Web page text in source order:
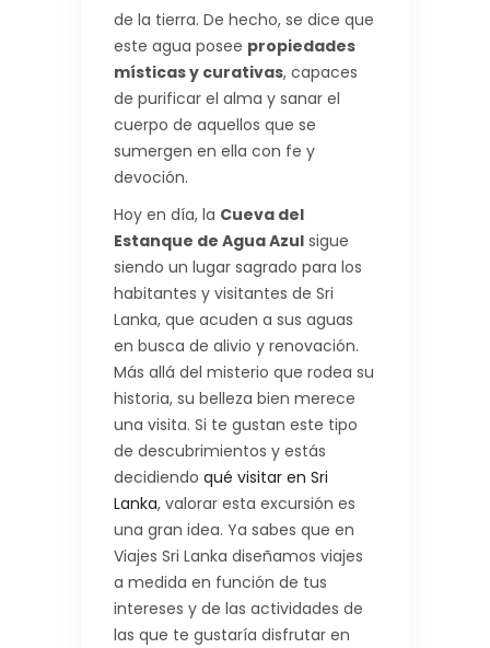
de la tierra. De hecho, se dice que
este agua posee propiedades
místicas y curativas, capaces
de purificar el alma y sanar el
cuerpo de aquellos que se
sumergen en ella con fe y
devoción.
Hoy en día, la Cueva del
Estanque de Agua Azul sigue
siendo un lugar sagrado para los
habitantes y visitantes de Sri
Lanka, que acuden a sus aguas
en busca de alivio y renovación.
Más allá del misterio que rodea su
historia, su belleza bien merece
una visita. Si te gustan este tipo
de descubrimientos y estás
decidiendo qué visitar en Sri
Lanka, valorar esta excursión es
una gran idea. Ya sabes que en
Viajes Sri Lanka diseñamos viajes
a medida en función de tus
intereses y de las actividades de
las que te gustaría disfrutar en